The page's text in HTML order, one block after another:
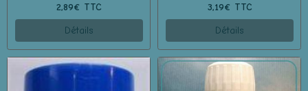
2,89€ TTC
Détails
3,19€ TTC
Détails